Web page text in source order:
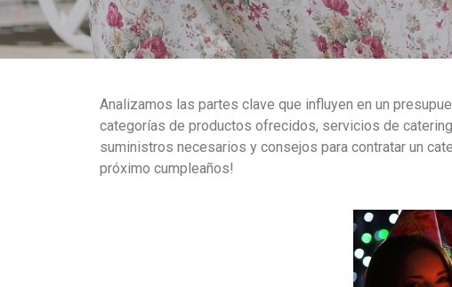
Analizamos las partes clave que influyen en un
categorías de productos ofrecidos, servicios de
suministros necesarios y consejos para contratar un
próximo cumpleaños!